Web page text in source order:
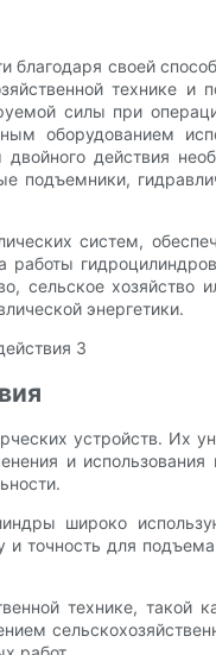
своей
технике и
силы при
оборудованием
двойного действия
подъемники,
систем,
сельское хозяйство
энергетики.
устройств. Их
и использования
широко
точность для
технике,